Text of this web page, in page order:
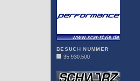
BESUCH NUMMER
35.930.500